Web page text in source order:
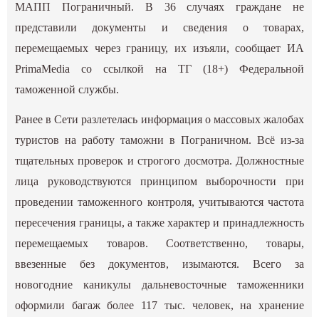
МАПП Пограничный. В 36 случаях граждане не
представили документы и сведения о товарах,
перемещаемых через границу, их изъяли, сообщает ИА
PrimaMedia со ссылкой на ТГ (18+) Федеральной
таможенной службы.
Ранее в Сети разлетелась информация о массовых жалобах
туристов на работу таможни в Пограничном. Всё из-за
тщательных проверок и строгого досмотра. Должностные
лица руководствуются принципом выборочности при
проведении таможенного контроля, учитываются частота
пересечения границы, а также характер и принадлежность
перемещаемых товаров. Соответственно, товары,
ввезенные без документов, изымаются. Всего за
новогодние каникулы дальневосточные таможенники
оформили багаж более 117 тыс. человек, на хранение